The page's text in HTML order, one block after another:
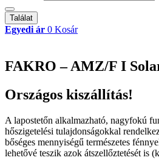
Találat
Egyedi ár 0 Kosár
FAKRO – AMZ/F I
Országos kiszállítás!
A lapostetőn alkalmazható, nagyfokú
hőszigetelési tulajdonságokkal
bőséges mennyiségű természetes
lehetővé teszik azok átszellőztetését is